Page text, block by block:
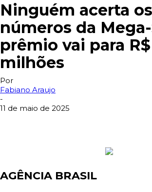
Ninguém acerta os
números da
prêmio vai para
milhões
Por
Fabiano Araujo
-
11 de maio de 2025
AGÊNCIA BRASIL